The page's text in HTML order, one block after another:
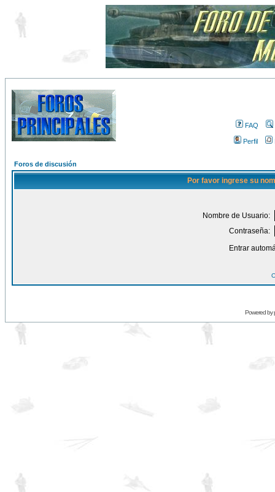
FAQ
Perfil
Foros de discusión
Por favor ingrese su
Nombre de Usuario:
Contraseña:
Entrar
Powered by